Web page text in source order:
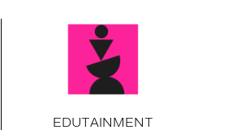
EDUTAINMENT